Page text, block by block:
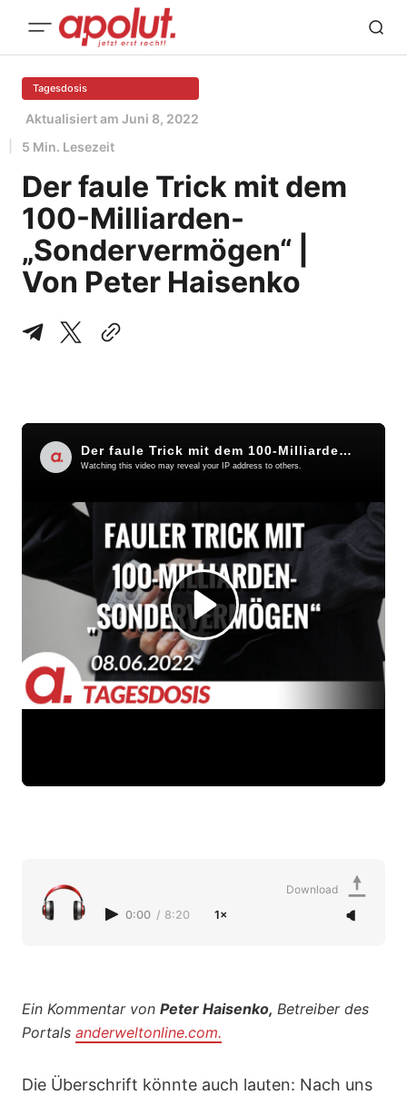
Tagesdosis
Aktualisiert am Juni 8, 2022
5 Min. Lesezeit
Der faule Trick mit dem
100-Milliarden-
„Sondervermögen“ |
Von Peter Haisenko
0:00 / 8:20 1×
Download
Ein Kommentar von Peter Haisenko, Betreiber des
Portals anderweltonline.com.
Die Überschrift könnte auch lauten: Nach uns